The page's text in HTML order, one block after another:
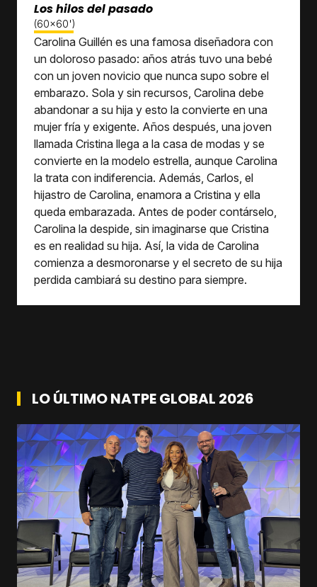
Los hilos del pasado
(60x60')
Carolina Guillén es una famosa diseñadora con
un doloroso pasado: años atrás tuvo una bebé
con un joven novicio que nunca supo sobre el
embarazo. Sola y sin recursos, Carolina debe
abandonar a su hija y esto la convierte en una
mujer fría y exigente. Años después, una joven
llamada Cristina llega a la casa de modas y se
convierte en la modelo estrella, aunque Carolina
la trata con indiferencia. Además, Carlos, el
hijastro de Carolina, enamora a Cristina y ella
queda embarazada. Antes de poder contárselo,
Carolina la despide, sin imaginarse que Cristina
es en realidad su hija. Así, la vida de Carolina
comienza a desmoronarse y el secreto de su hija
perdida cambiará su destino para siempre.
LO ÚLTIMO NATPE GLOBAL 2026